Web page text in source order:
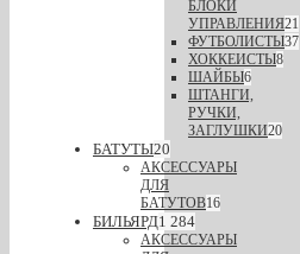
БЛОКИ
УПРАВЛЕНИЯ21
ФУТБОЛИСТЫ37
ХОККЕИСТЫ8
ШАЙБЫ6
ШТАНГИ,
РУЧКИ,
ЗАГЛУШКИ20
БАТУТЫ20
АКСЕССУАРЫ
ДЛЯ
БАТУТОВ16
БИЛЬЯРД1 284
АКСЕССУАРЫ